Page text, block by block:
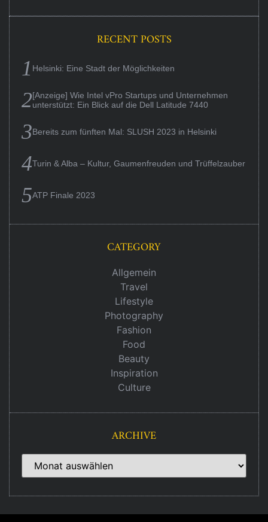
RECENT POSTS
Helsinki: Eine Stadt der Möglichkeiten
[Anzeige] Wie Intel vPro Startups und Unternehmen
unterstützt: Ein Blick auf die Dell Latitude 7440
Bereits zum fünften Mal: SLUSH 2023 in Helsinki
Turin & Alba – Kultur, Gaumenfreuden und Trüffelzauber
ATP Finale 2023
CATEGORY
Allgemein
Travel
Lifestyle
Photography
Fashion
Food
Beauty
Inspiration
Culture
ARCHIVE